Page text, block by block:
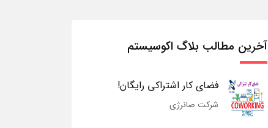
آخرین مطالب بلاگ اکوسیستم
فضای کار اشتراکی رایگان!
شرکت صانرژی